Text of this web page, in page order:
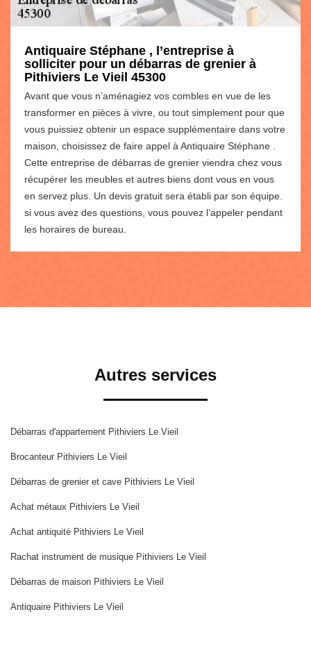
Antiquaire Stéphane , l’entreprise à
solliciter pour un débarras de grenier à
Pithiviers Le Vieil 45300
Avant que vous n’aménagiez vos combles en vue de les
transformer en pièces à vivre, ou tout simplement pour que
vous puissiez obtenir un espace supplémentaire dans votre
maison, choisissez de faire appel à Antiquaire Stéphane .
Cette entreprise de débarras de grenier viendra chez vous
récupérer les meubles et autres biens dont vous en vous
en servez plus. Un devis gratuit sera établi par son équipe.
si vous avez des questions, vous pouvez l’appeler pendant
les horaires de bureau.
Autres services
Débarras d'appartement Pithiviers Le Vieil
Brocanteur Pithiviers Le Vieil
Débarras de grenier et cave Pithiviers Le Vieil
Achat métaux Pithiviers Le Vieil
Achat antiquité Pithiviers Le Vieil
Rachat instrument de musique Pithiviers Le Vieil
Débarras de maison Pithiviers Le Vieil
Antiquaire Pithiviers Le Vieil